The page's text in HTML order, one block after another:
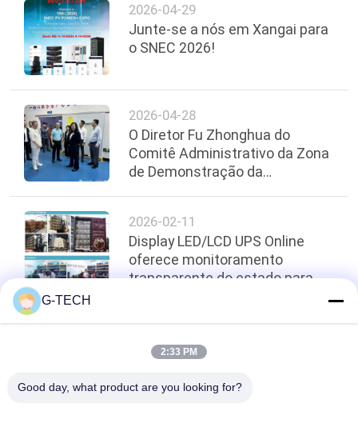
ORÇAMENTO
MAPA
DO
SITE
POLÍTICA
DE
PRIVACIDADE
2026-04-29
Junte-se a nós em Xangai para
o SNEC 2026!
2026-04-28
O Diretor Fu Zhonghua do
Comitê Administrativo da Zona
de Demonstração da
Econômica e Comercial Local
visita o Parque Zhongke Jinqi
para inspeção e orientação
2026-02-11
Display LED/LCD UPS Online
oferece monitoramento
transparente do estado para
redes de varejo e escritórios de
topo
G-TECH
2:33 PM
Good day, what product are you looking for?